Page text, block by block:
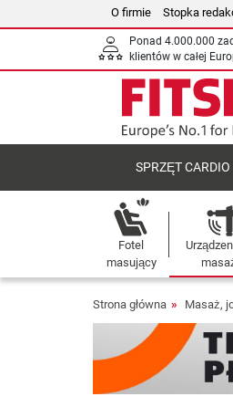
O firmie Stopka
Ponad 4.000.000
klientów w całej
SPRZĘT CARDIO
Fotel
masujący
Strona główna Masaż,